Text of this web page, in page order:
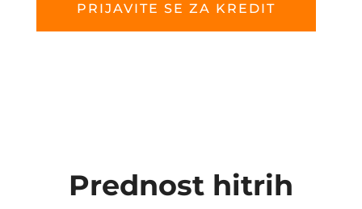
PRIJAVITE SE ZA KREDIT
Prednost hitrih